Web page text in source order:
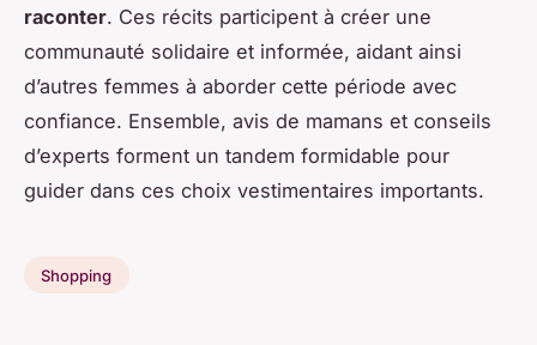
raconter. Ces récits participent à créer une
communauté solidaire et informée, aidant ainsi
d’autres femmes à aborder cette période avec
confiance. Ensemble, avis de mamans et conseils
d’experts forment un tandem formidable pour
guider dans ces choix vestimentaires importants.
Shopping